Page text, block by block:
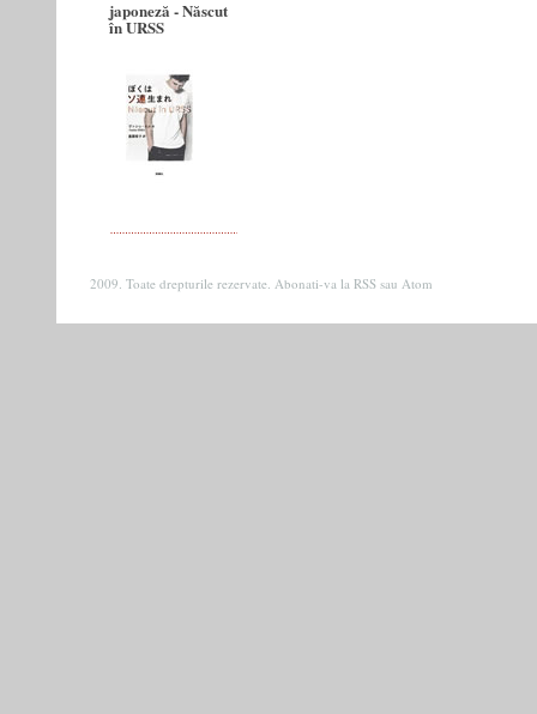
japoneză - Născut
în URSS
2009. Toate drepturile rezervate. Abonati-va la RSS sau Atom